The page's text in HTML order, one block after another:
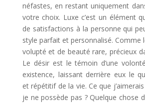
néfastes, en restant uniquement
votre choix. Luxe c’est un élément
de satisfactions à la personne qui
style parfait et personnalisé. Comme
volupté et de beauté rare, précieux
Le désir est le témoin d’une
existence, laissant derrière eux le
et répétitif de la vie. Ce que
je ne possède pas ? Quelque chose